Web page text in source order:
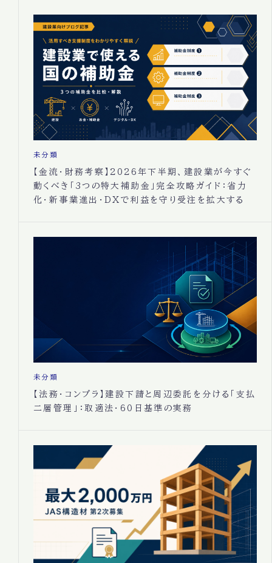
未分類
【金流・財務考察】2026年下半期、建設業が今すぐ
動くべき「3つの特大補助金」完全攻略ガイド：省力
化・新事業進出・DXで利益を守り受注を拡大する
未分類
【法務・コンプラ】建設下請と周辺委託を分ける「支払
二層管理」：取適法・60日基準の実務